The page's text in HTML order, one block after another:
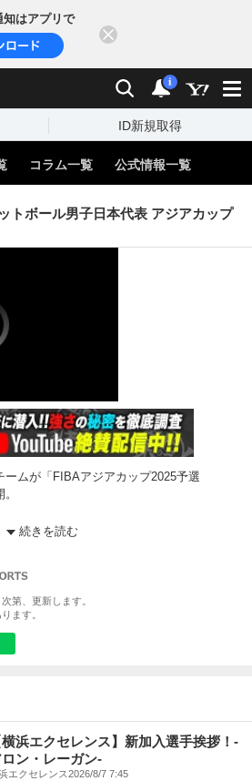
はアプリで
検索 通知
i
ID新規取得
コラム一覧 公式情報一覧
トボール男子日本代表 アジアカップ
ムが「FIBAアジアカップ2025予選
の3勝を挙げ、アジア最上位となり、1976年
とし最初の公式戦となるアジアカップ予選
富樫選手、比江島選手などにインタビュー
ジアカップ2025予選
続きを読む
第、更新します。
ます。
横浜エクセレンス】新加入選手挨拶！-
ロン・レーガン-
エクセレンス2026/8/7 7:45